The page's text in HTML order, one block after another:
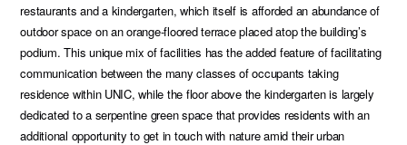
restaurants and a kindergarten, which itself is afforded an abundance of
outdoor space on an orange-floored terrace placed atop the building’s
podium. This unique mix of facilities has the added feature of facilitating
communication between the many classes of occupants taking
residence within UNIC, while the floor above the kindergarten is largely
dedicated to a serpentine green space that provides residents with an
additional opportunity to get in touch with nature amid their urban